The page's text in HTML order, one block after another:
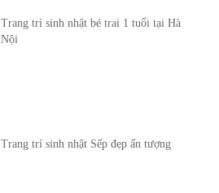
Trang trí sinh nhật bé trai 1 tuổi tại Hà
Nội
Trang trí sinh nhật Sếp đẹp ấn tượng